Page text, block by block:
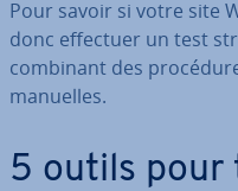
Pour savoir si votre site
donc effectuer un test
combinant des
manuelles.
5 outils pour